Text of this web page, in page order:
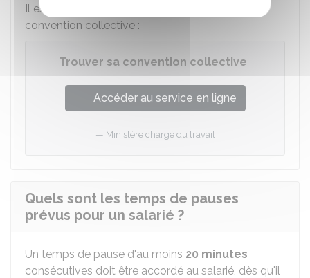
Il est possible de consulter ou se procurer une
convention collective :
Trouver sa convention collective
Accéder au service en ligne
Ministère chargé du travail
Quels sont les temps de pauses
prévus pour un salarié ?
Un temps de pause d'au moins 20 minutes
consécutives doit être accordé au salarié, dès qu'il